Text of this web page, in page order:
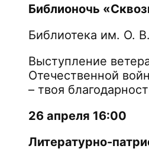
Библионочь
Библиотека им. О.
Выступление
Отечественной
– твоя
26 апреля 16:00
Литературно-